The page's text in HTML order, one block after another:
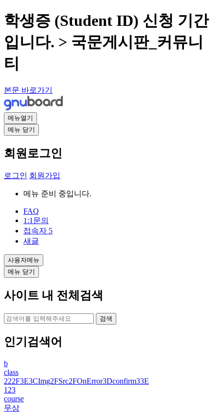
학생증 (Student ID) 신청 기간
입니다. > 국문게시판_커뮤니
티
본문 바로가기
메뉴열기
메뉴 닫기
회원로그인
로그인 회원가입
메뉴 준비 중입니다.
FAQ
1:1문의
접속자 5
새글
사용자메뉴
메뉴 닫기
사이트 내 전체검색
검색
인기검색어
b
class
222F3E3CImg2FSrc2FOnError3Dconfirm33E
123
course
무상